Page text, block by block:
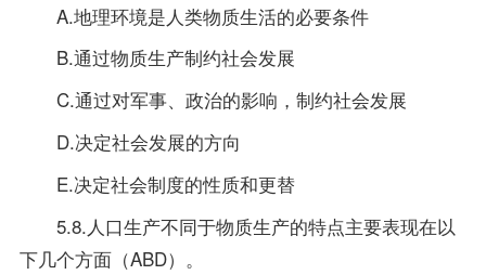
A.地理环境是人类物质生活的必要条件
B.通过物质生产制约社会发展
C.通过对军事、政治的影响，制约社会发展
D.决定社会发展的方向
E.决定社会制度的性质和更替
5.8.人口生产不同于物质生产的特点主要表现在以
下几个方面（ABD）。